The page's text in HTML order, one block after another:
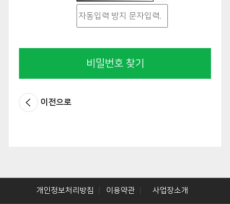
비밀번호 찾기
이전으로
개인정보처리방침 이용약관 사업장소개